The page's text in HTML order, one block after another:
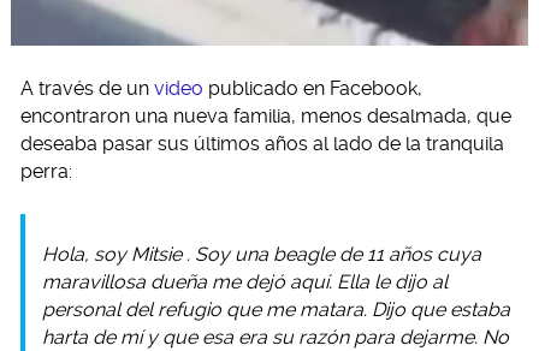
A través de un video publicado en Facebook,
encontraron una nueva familia, menos desalmada, que
deseaba pasar sus últimos años al lado de la tranquila
perra:
Hola, soyMitsie . Soy una beagle de 11 años cuya
maravillosa dueña me dejó aquí. Ella le dijo al
personal del refugio que me matara. Dijo que estaba
harta de mí y que esa era su razón para dejarme. No